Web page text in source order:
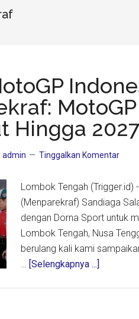
Hingga 2027
admin Tinggalkan Komentar
Lombok Tengah
(Menparekraf) Sandiaga
dengan Dorna Sport untuk
Lombok Tengah, Nusa
berulang kali kami
… [Selengkapnya ...]